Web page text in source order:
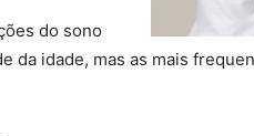
do sono
da idade, mas as mais